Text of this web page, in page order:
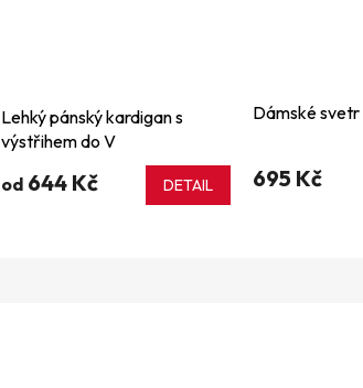
Lehký pánský kardigan s
výstřihem do V
od 644 Kč DETAIL
Dámské
695 Kč